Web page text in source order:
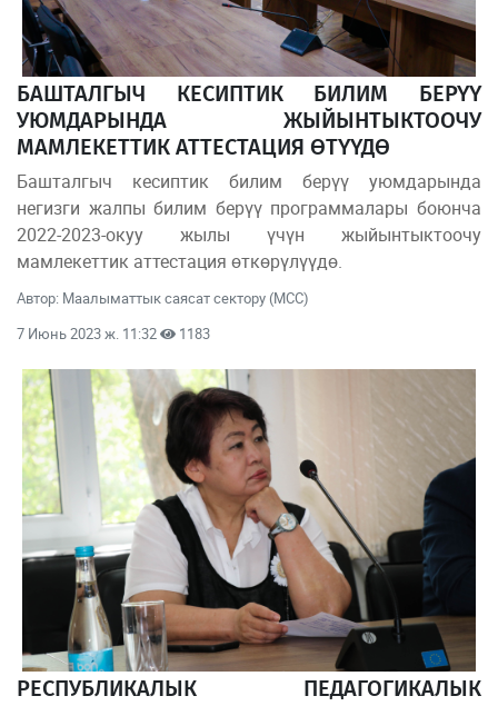
БАШТАЛГЫЧ КЕСИПТИК БИЛИМ БЕРҮҮ
УЮМДАРЫНДА ЖЫЙЫНТЫКТООЧУ
МАМЛЕКЕТТИК АТТЕСТАЦИЯ ӨТҮҮДӨ
Башталгыч кесиптик билим берүү уюмдарында
негизги жалпы билим берүү программалары боюнча
2022-2023-окуу жылы үчүн жыйынтыктоочу
мамлекеттик аттестация өткөрүлүүдө.
Автор: Маалыматтык саясат сектору (МСС)
7 Июнь 2023 ж. 11:32
1183
РЕСПУБЛИКАЛЫК ПЕДАГОГИКАЛЫК